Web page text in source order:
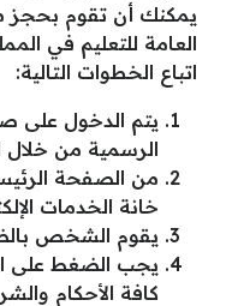
يمكنك أن تقوم بحجز
العامة للتعليم في
اتباع الخطوات التالية:
يتم الدخول على
الرسمية من
من الصفحة
خانة الخدمات
يقوم الشخص
يجب الضغط على
كافة الأحكام